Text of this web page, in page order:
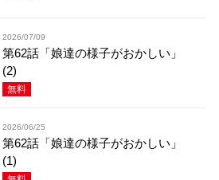
2026/07/09
第62話「娘達の様子がおかしい」
(2)
無料
2026/06/25
第62話「娘達の様子がおかしい」
(1)